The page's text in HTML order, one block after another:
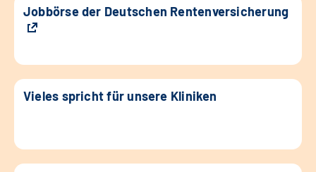
Jobbörse der Deutschen Rentenversicherung
Vieles spricht für unsere Kliniken